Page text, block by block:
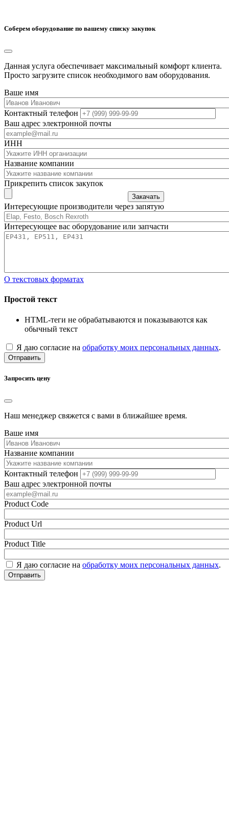
Соберем оборудование по вашему списку закупок
Данная услуга обеспечивает максимальный комфорт клиента.
Просто загрузите список необходимого вам оборудования.
Ваше имя
Контактный телефон
Ваш адрес электронной почты
ИНН
Название компании
Прикрепить список закупок
Закачать
Интересующие производители через запятую
Интересующее вас оборудование или запчасти
О текстовых форматах
Простой текст
HTML-теги не обрабатываются и показываются как
обычный текст
Я даю согласие на обработку моих персональных данных.
Отправить
Запросить цену
Наш менеджер свяжется с вами в ближайшее время.
Ваше имя
Название компании
Контактный телефон
Ваш адрес электронной почты
Product Code
Product Url
Product Title
Я даю согласие на обработку моих персональных данных.
Отправить